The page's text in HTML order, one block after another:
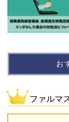
お
ファルマ